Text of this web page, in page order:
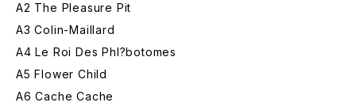
A2 The Pleasure Pit
A3 Colin-Maillard
A4 Le Roi Des Phl?botomes
A5 Flower Child
A6 Cache Cache